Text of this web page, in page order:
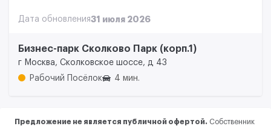
Дата обновления31 июля 2026
Бизнес-парк Сколково Парк (корп.1)
г Москва, Сколковское шоссе, д 43
Рабочий Посёлок
4 мин.
Предложение не является публичной офертой. Собственник